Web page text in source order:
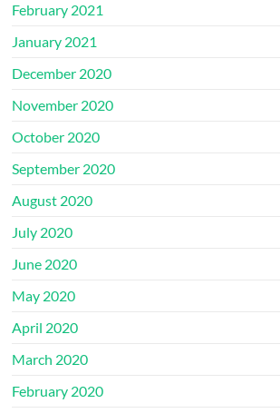
February 2021
January 2021
December 2020
November 2020
October 2020
September 2020
August 2020
July 2020
June 2020
May 2020
April 2020
March 2020
February 2020